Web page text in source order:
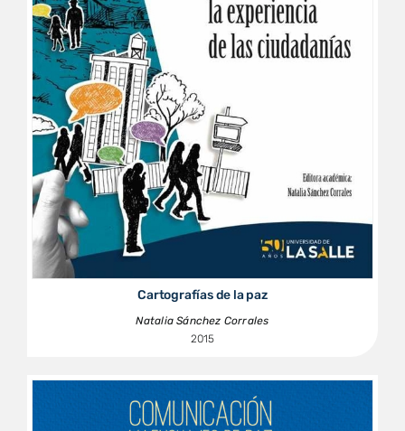
Cartografías de la paz
Natalia Sánchez Corrales
2015